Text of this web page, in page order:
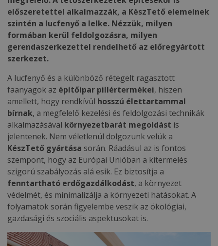
előszeretettel alkalmazzák, a KészTető elemeinek
szintén a lucfenyő a lelke. Nézzük, milyen
formában kerül feldolgozásra, milyen
gerendaszerkezettel rendelhető az előregyártott
szerkezet.
A lucfenyő és a különböző rétegelt ragasztott
faanyagok az építőipar pillértermékei, hiszen
amellett, hogy rendkívül hosszú élettartammal
bírnak, a megfelelő kezelési és feldolgozási technikák
alkalmazásával környezetbarát megoldást is
jelentenek. Nem véletlenül dolgozunk velük a
KészTető gyártása során. Ráadásul az is fontos
szempont, hogy az Európai Unióban a kitermelés
szigorú szabályozás alá esik. Ez biztosítja a
fenntartható erdőgazdálkodást, a környezet
védelmét, és minimalizálja a környezeti hatásokat. A
folyamatok során figyelembe veszik az ökológiai,
gazdasági és szociális aspektusokat is.